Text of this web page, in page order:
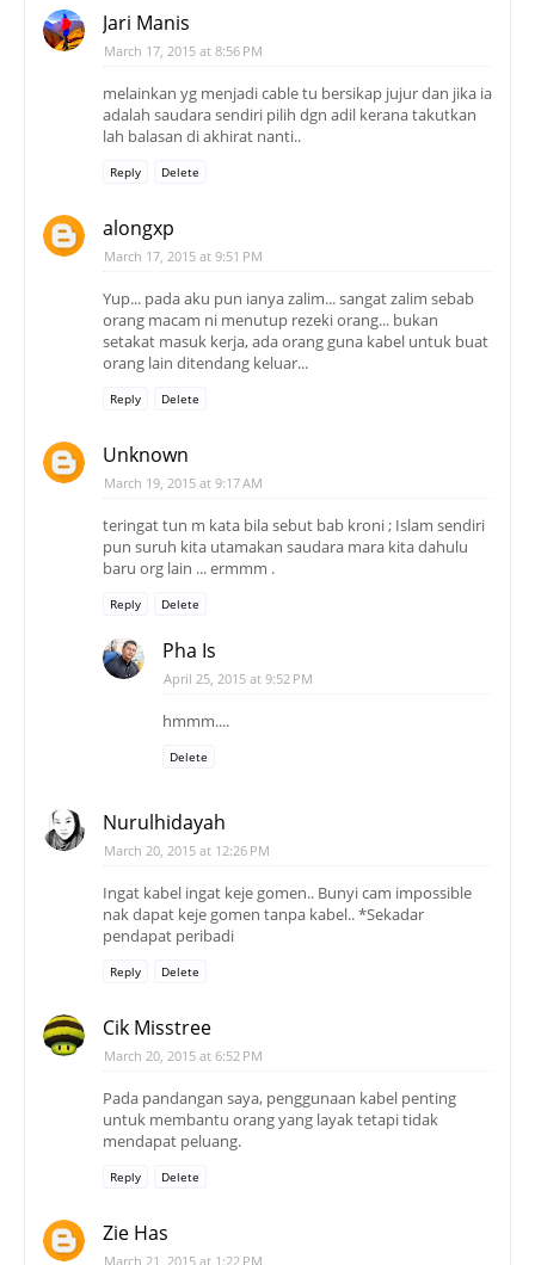
Jari Manis
March 17, 2015 at 8:56 PM
melainkan yg menjadi cable tu bersikap jujur dan jika ia
adalah saudara sendiri pilih dgn adil kerana takutkan
lah balasan di akhirat nanti..
Reply Delete
alongxp
March 17, 2015 at 9:51 PM
Yup... pada aku pun ianya zalim... sangat zalim sebab
orang macam ni menutup rezeki orang... bukan
setakat masuk kerja, ada orang guna kabel untuk buat
orang lain ditendang keluar...
Reply Delete
Unknown
March 19, 2015 at 9:17 AM
teringat tun m kata bila sebut bab kroni ; Islam sendiri
pun suruh kita utamakan saudara mara kita dahulu
baru org lain ... ermmm .
Reply Delete
Pha Is
April 25, 2015 at 9:52 PM
hmmm....
Delete
Nurulhidayah
March 20, 2015 at 12:26 PM
Ingat kabel ingat keje gomen.. Bunyi cam impossible
nak dapat keje gomen tanpa kabel.. *Sekadar
pendapat peribadi
Reply Delete
Cik Misstree
March 20, 2015 at 6:52 PM
Pada pandangan saya, penggunaan kabel penting
untuk membantu orang yang layak tetapi tidak
mendapat peluang.
Reply Delete
Zie Has
March 21, 2015 at 1:22 PM